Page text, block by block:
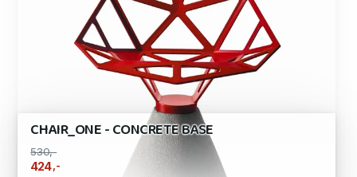
CHAIR_ONE - CONCRETE BASE
530,-
424,-